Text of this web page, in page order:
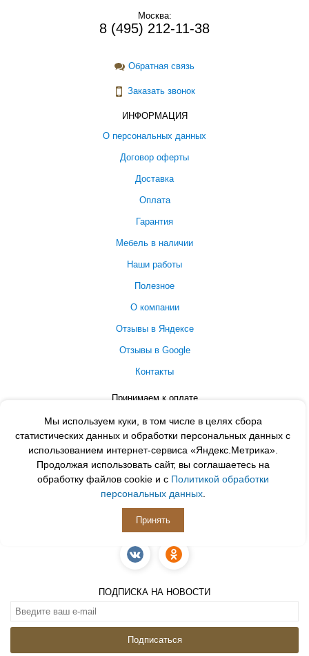
Мы используем куки, в том числе в целях сбора
статистических данных и обработки персональных данных с
использованием интернет-сервиса «Яндекс.Метрика».
Продолжая использовать сайт, вы соглашаетесь на
обработку файлов cookie и с Политикой обработки
персональных данных.
Принять
Москва:
8 (495) 212-11-38
Обратная связь
Заказать звонок
ИНФОРМАЦИЯ
О персональных данных
Договор оферты
Доставка
Оплата
Гарантия
Мебель в наличии
Наши работы
Полезное
О компании
Отзывы в Яндексе
Отзывы в Google
Контакты
Принимаем к оплате
ПОДПИСКА НА НОВОСТИ
Подписаться